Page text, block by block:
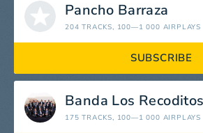
Pancho Barraza
204 TRACKS, 100—1 000 AIRPLAYS
SUBSCRIBE
Banda Los Recoditos
175 TRACKS, 100—1 000 AIRPLAYS